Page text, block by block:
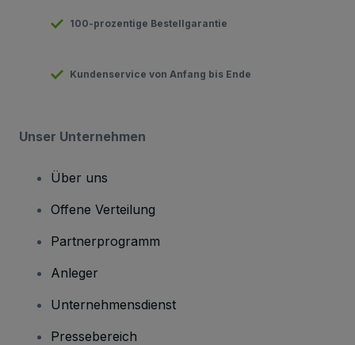
100-prozentige Bestellgarantie
Kundenservice von Anfang bis Ende
Unser Unternehmen
Über uns
Offene Verteilung
Partnerprogramm
Anleger
Unternehmensdienst
Pressebereich